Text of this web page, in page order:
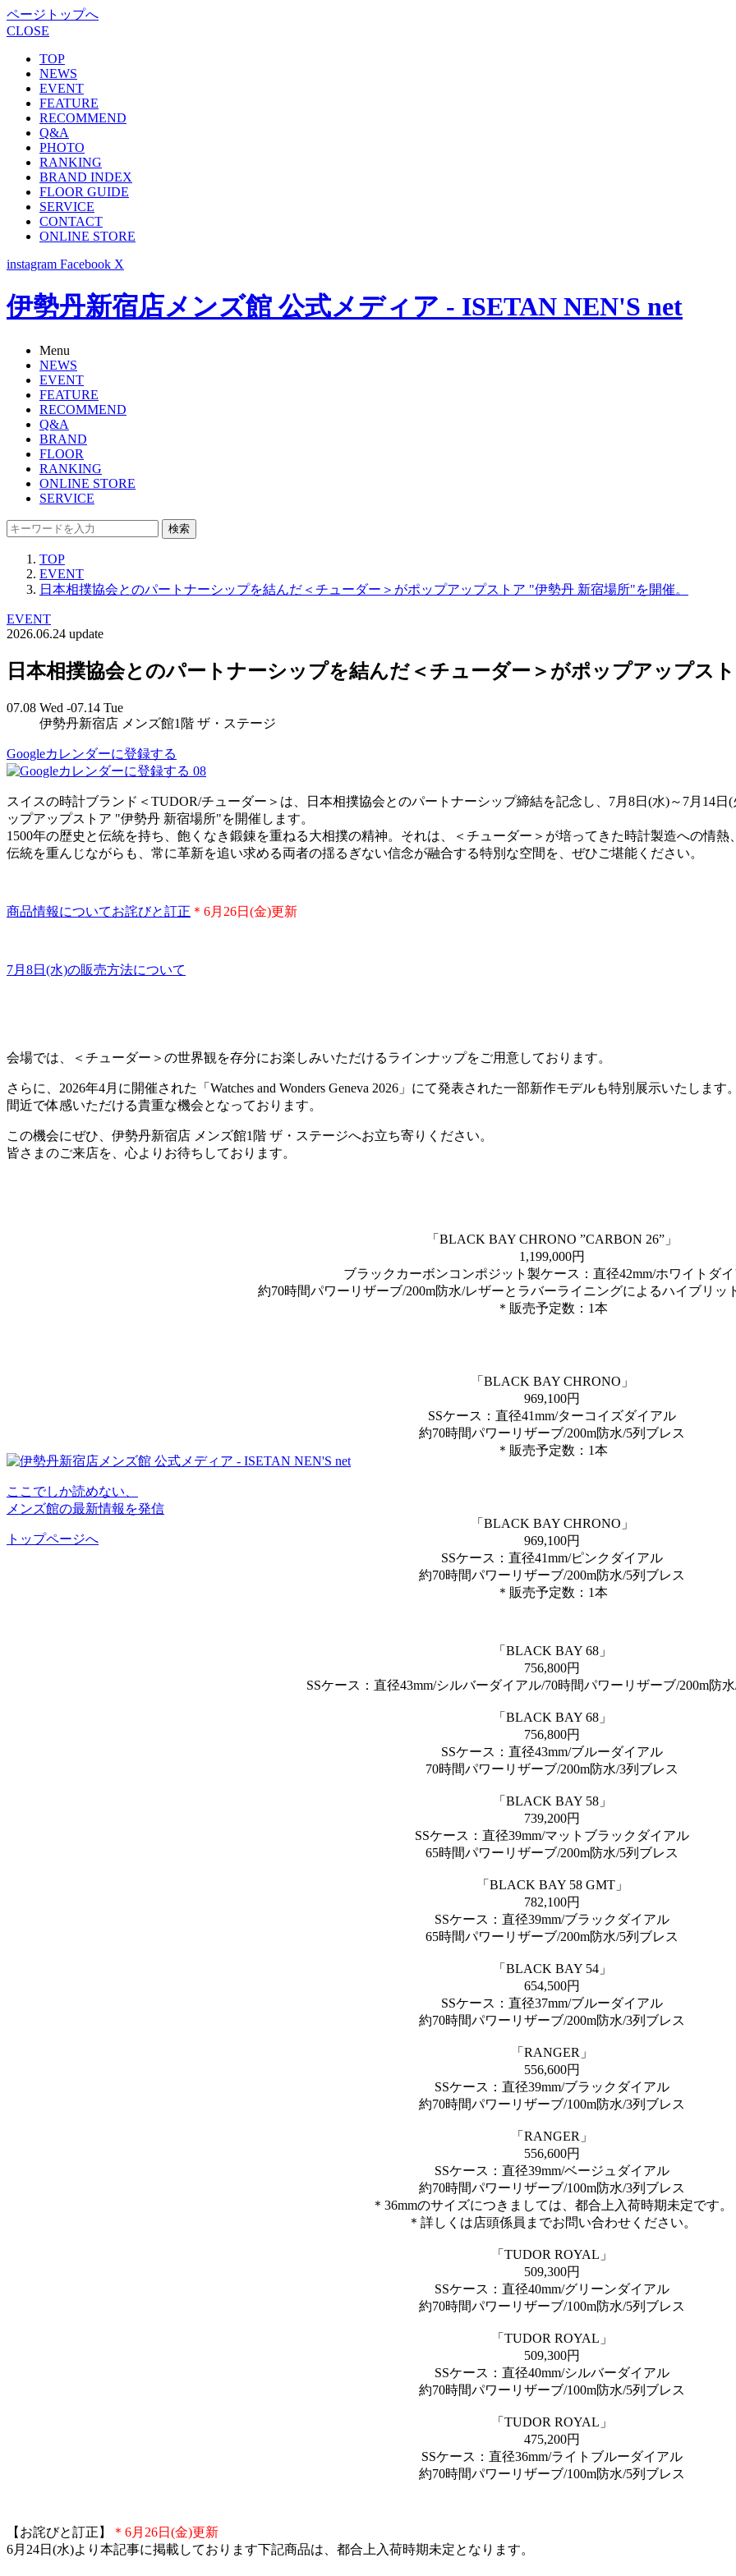
ページトップへ
CLOSE
TOP
NEWS
EVENT
FEATURE
RECOMMEND
Q&A
PHOTO
RANKING
BRAND INDEX
FLOOR GUIDE
SERVICE
CONTACT
ONLINE STORE
instagram Facebook X
伊勢丹新宿店メンズ館 公式メディア - ISETAN NEN'S net
Menu
NEWS
EVENT
FEATURE
RECOMMEND
Q&A
BRAND
FLOOR
RANKING
ONLINE STORE
SERVICE
検索
TOP
EVENT
日本相撲協会とのパートナーシップを結んだ＜チューダー＞がポップアップストア "伊勢丹 新宿場所"を開催。
EVENT
2026.06.24 update
日本相撲協会とのパートナーシップを結んだ＜チューダー＞がポップアップス
07.08 Wed -07.14 Tue
伊勢丹新宿店 メンズ館1階 ザ・ステージ
Googleカレンダーに登録する
08
スイスの時計ブランド＜TUDOR/チューダー＞は、日本相撲協会とのパートナーシップ締結を記念し、7月8日(水)～7月14
ップアップストア "伊勢丹 新宿場所"を開催します。
1500年の歴史と伝統を持ち、飽くなき鍛錬を重ねる大相撲の精神。それは、＜チューダー＞が培ってきた時計製造への情熱
伝統を重んじながらも、常に革新を追い求める両者の揺るぎない信念が融合する特別な空間を、ぜひご堪能ください。
商品情報についてお詫びと訂正 ＊6月26日(金)更新
7月8日(水)の販売方法について
会場では、＜チューダー＞の世界観を存分にお楽しみいただけるラインナップをご用意しております。
さらに、2026年4月に開催された「Watches and Wonders Geneva 2026」にて発表された一部新作モデルも特別展示いたしま
間近で体感いただける貴重な機会となっております。
この機会にぜひ、伊勢丹新宿店 メンズ館1階 ザ・ステージへお立ち寄りください。
皆さまのご来店を、心よりお待ちしております。
「BLACK BAY CHRONO ”CARBON 26”」
1,199,000円
ブラックカーボンコンポジット製ケース：直径42mm/ホワイトダ
約70時間パワーリザーブ/200m防水/レザーとラバーライニングによるハイブリッ
＊販売予定数：1本
「BLACK BAY CHRONO」
969,100円
SSケース：直径41mm/ターコイズダイアル
約70時間パワーリザーブ/200m防水/5列ブレス
＊販売予定数：1本
「BLACK BAY CHRONO」
969,100円
SSケース：直径41mm/ピンクダイアル
約70時間パワーリザーブ/200m防水/5列ブレス
＊販売予定数：1本
「BLACK BAY 68」
756,800円
SSケース：直径43mm/シルバーダイアル/70時間パワーリザーブ/200m防
「BLACK BAY 68」
756,800円
SSケース：直径43mm/ブルーダイアル
70時間パワーリザーブ/200m防水/3列ブレス
「BLACK BAY 58」
739,200円
SSケース：直径39mm/マットブラックダイアル
65時間パワーリザーブ/200m防水/5列ブレス
「BLACK BAY 58 GMT」
782,100円
SSケース：直径39mm/ブラックダイアル
65時間パワーリザーブ/200m防水/5列ブレス
「BLACK BAY 54」
654,500円
SSケース：直径37mm/ブルーダイアル
約70時間パワーリザーブ/200m防水/3列ブレス
「RANGER」
556,600円
SSケース：直径39mm/ブラックダイアル
約70時間パワーリザーブ/100m防水/3列ブレス
「RANGER」
556,600円
SSケース：直径39mm/ベージュダイアル
約70時間パワーリザーブ/100m防水/3列ブレス
＊36mmのサイズにつきましては、都合上入荷時期未定です。
＊詳しくは店頭係員までお問い合わせください。
「TUDOR ROYAL」
509,300円
SSケース：直径40mm/グリーンダイアル
約70時間パワーリザーブ/100m防水/5列ブレス
「TUDOR ROYAL」
509,300円
SSケース：直径40mm/シルバーダイアル
約70時間パワーリザーブ/100m防水/5列ブレス
「TUDOR ROYAL」
475,200円
SSケース：直径36mm/ライトブルーダイアル
約70時間パワーリザーブ/100m防水/5列ブレス
【お詫びと訂正】
＊6月26日(金)更新
6月24日(水)より本記事に掲載しております下記商品は、都合上入荷時期未定となります。
ここでしか読めない、
メンズ館の最新情報を発信
トップページへ